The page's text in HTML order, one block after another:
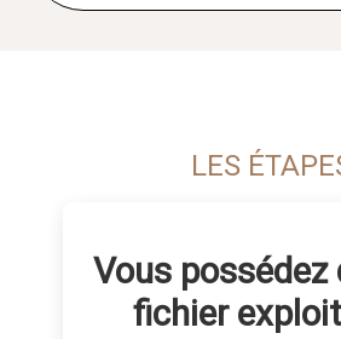
LES
Vous possédez
fichier